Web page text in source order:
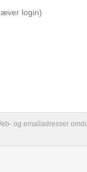
og emailadresser